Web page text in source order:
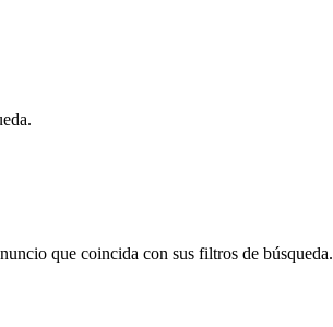
que coincida con sus filtros de búsqueda.